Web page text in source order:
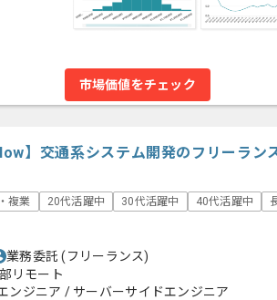
市場価値をチェック
】交通系システム開発のフリーラン
複業 20代活躍中 30代活躍中 40代活躍中
業務委託(フリーランス)
リモート
ンジニア / サーバーサイドエンジニア